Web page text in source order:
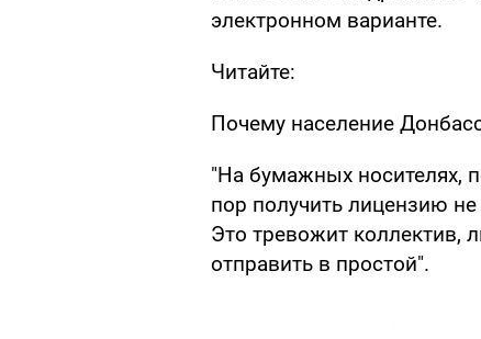
электронном варианте.
Читайте:
Почему население
"На бумажных носителях,
пор получить лицензию
Это тревожит коллектив,
отправить в простой".